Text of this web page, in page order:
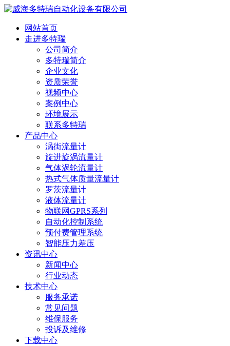
网站首页
走进多特瑞
公司简介
多特瑞简介
企业文化
资质荣誉
视频中心
案例中心
环境展示
联系多特瑞
产品中心
涡街流量计
旋进旋涡流量计
气体涡轮流量计
热式气体质量流量计
罗茨流量计
液体流量计
物联网GPRS系列
自动化控制系统
预付费管理系统
智能压力差压
资讯中心
新闻中心
行业动态
技术中心
服务承诺
常见问题
维保服务
投诉及维修
下载中心